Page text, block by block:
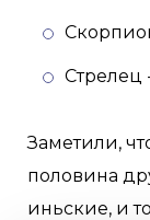
Стрелец
Заметили,
половина
иньские, и